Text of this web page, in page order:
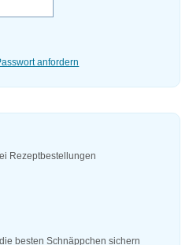
anfordern
Rezeptbestellungen
besten Schnäppchen sichern